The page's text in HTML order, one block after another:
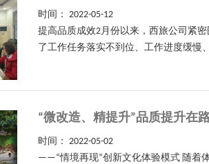
时间： 2022-05-12
提高品质成效2月份以来，西旅公司紧
了工作任务落实不到位、工作进度缓慢
“微改造、精提升”品质提升在
时间： 2022-05-02
——“情境再现”创新文化体验模式 随着